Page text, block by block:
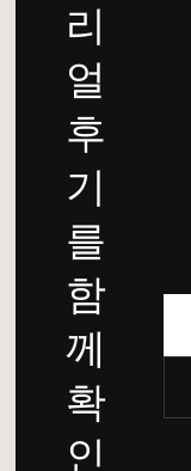
리
얼
후
기
를
함
께
확
인